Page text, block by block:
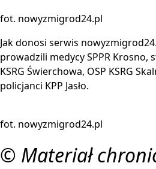
fot. nowyzmigrod24.pl
Jak donosi serwis
prowadzili medycy SPPR Krosno,
KSRG Świerchowa, OSP KSRG
policjanci KPP Jasło.
fot. nowyzmigrod24.pl
© Materiał